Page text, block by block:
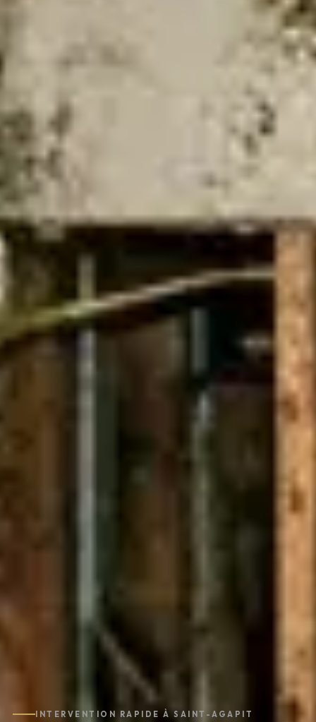
INTERVENTION RAPIDE À SAINT-AGAPIT